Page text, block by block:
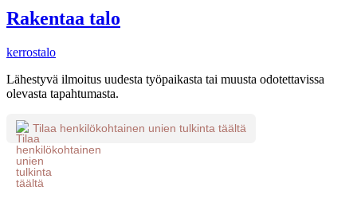
Rakentaa talo
kerrostalo
Lähestyvä ilmoitus uudesta työpaikasta tai muusta odotettavissa
olevasta tapahtumasta.
Tilaa henkilökohtainen unien tulkinta täältä